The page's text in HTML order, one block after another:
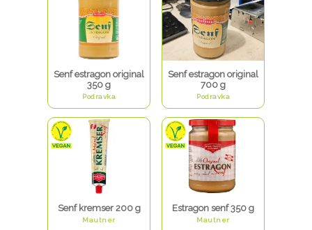
Senf estragon original
350 g
Podravka
Senf estragon original
700 g
Podravka
Senf kremser 200 g
Mautner
Estragon senf 350 g
Mautner